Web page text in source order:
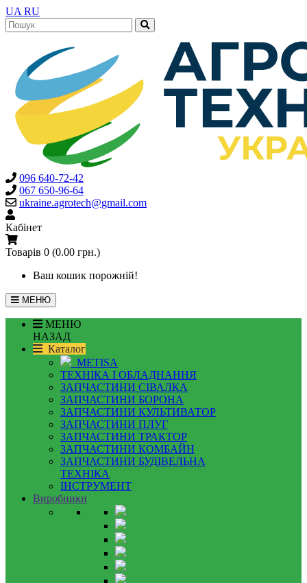
UA RU
096 640-72-42
067 650-96-64
ukraine.agrotech@gmail.com
Кабінет
Товарів 0 (0.00 грн.)
Ваш кошик порожній!
МЕНЮ
МЕНЮ
НАЗАД
Каталог
METISA
ТЕХНІКА І ОБЛАДНАННЯ
ЗАПЧАСТИНИ СІВАЛКА
ЗАПЧАСТИНИ БОРОНА
ЗАПЧАСТИНИ КУЛЬТИВАТОР
ЗАПЧАСТИНИ ПЛУГ
ЗАПЧАСТИНИ ТРАКТОР
ЗАПЧАСТИНИ КОМБАЙН
ЗАПЧАСТИНИ БУДІВЕЛЬНА
ТЕХНІКА
ІНСТРУМЕНТ
Виробники